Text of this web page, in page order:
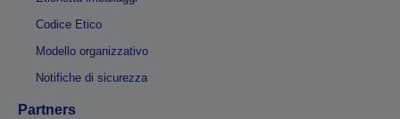
Codice Etico
Modello organizzativo
Notifiche di sicurezza
Partners